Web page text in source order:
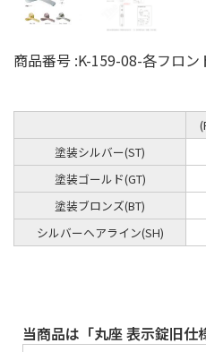
商品番号 :K-159-08-各フロン
塗装シルバー(ST)
塗装ゴールド(GT)
塗装ブロンズ(BT)
シルバーヘアライン(SH)
当商品は「丸座 表示錠旧仕